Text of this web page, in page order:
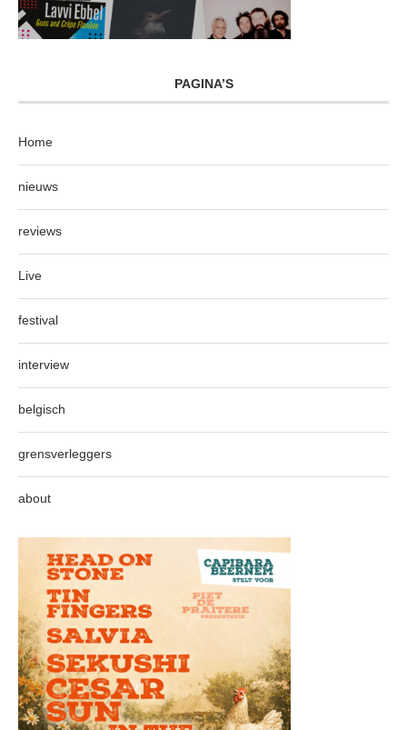
PAGINA’S
Home
nieuws
reviews
Live
festival
interview
belgisch
grensverleggers
about